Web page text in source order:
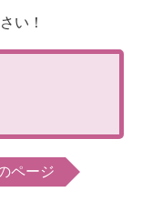
い！
ページ